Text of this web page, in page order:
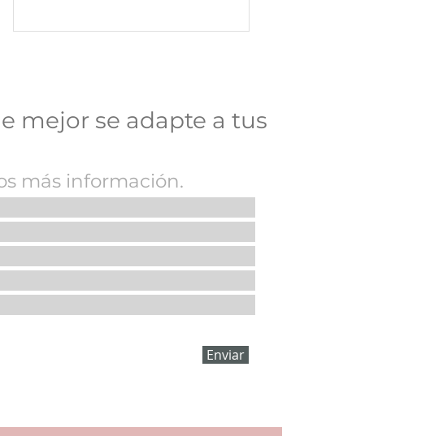
El poder del masaje para bebés.
mejor se adapte a tus
más información.
Enviar